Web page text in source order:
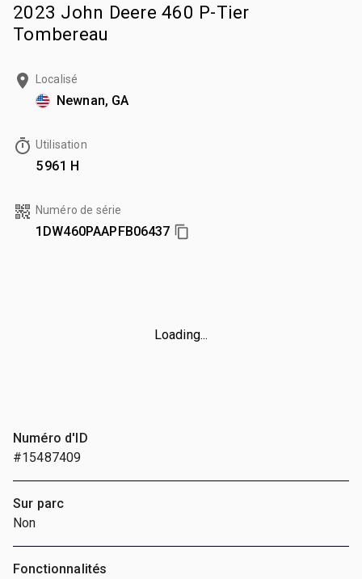
2023 John Deere 460 P-Tier
Tombereau
Localisé
Newnan, GA
Utilisation
5 961 H
Numéro de série
1DW460PAAPFB06437
Loading...
Numéro d'ID
#15487409
Sur parc
Non
Fonctionnalités